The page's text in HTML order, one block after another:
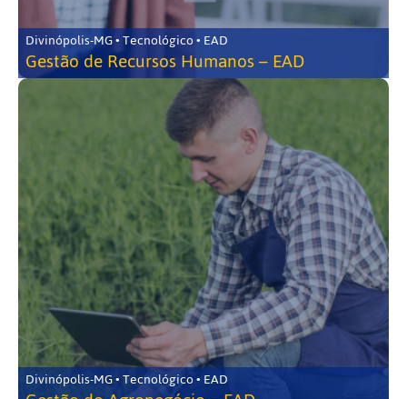
Divinópolis-MG • Tecnológico • EAD
Gestão de Recursos Humanos – EAD
Divinópolis-MG • Tecnológico • EAD